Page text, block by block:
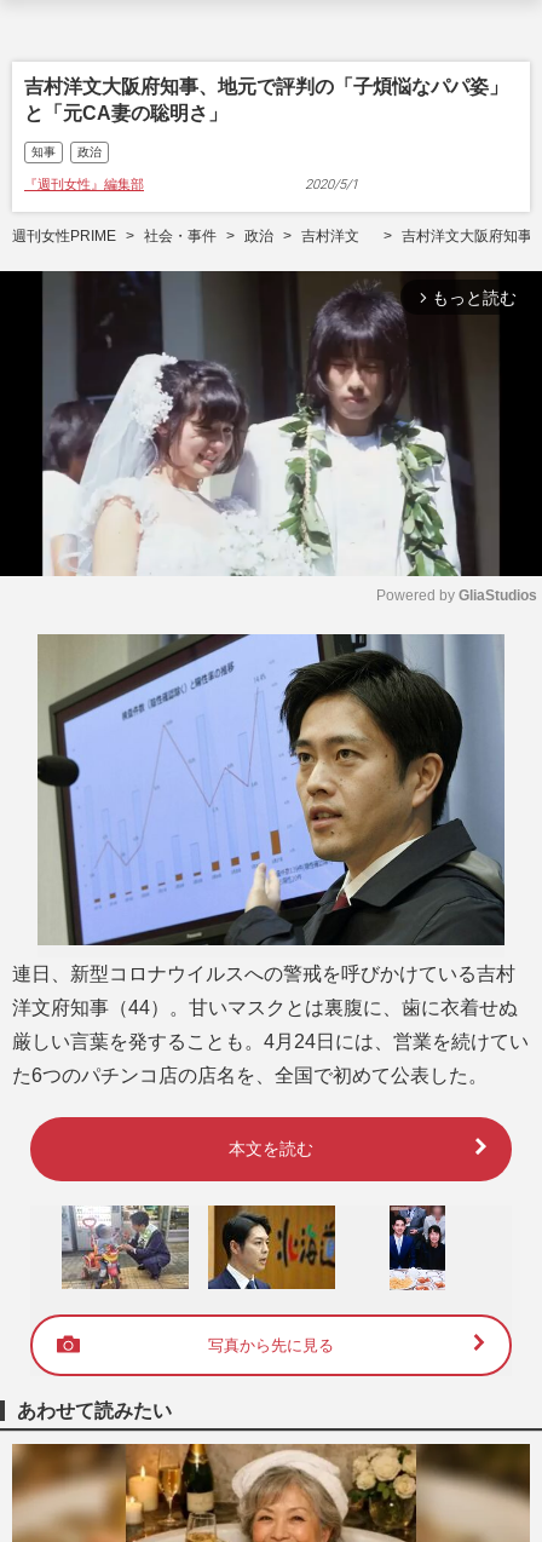
吉村洋文大阪府知事、地元で評判の「子煩悩なパパ姿」
と「元CA妻の聡明さ」
知事 政治
『週刊女性』編集部 2020/5/1
週刊女性PRIME 社会・事件 政治 吉村洋文 吉村洋文大阪府知事
arrow_forward_ios もっと読む
t
e
Powered by GliaStudios
連日、新型コロナウイルスへの警戒を呼びかけている吉村
洋文府知事（44）。甘いマスクとは裏腹に、歯に衣着せぬ
厳しい言葉を発することも。4月24日には、営業を続けてい
た6つのパチンコ店の店名を、全国で初めて公表した。
本文を読む
写真から先に見る
あわせて読みたい